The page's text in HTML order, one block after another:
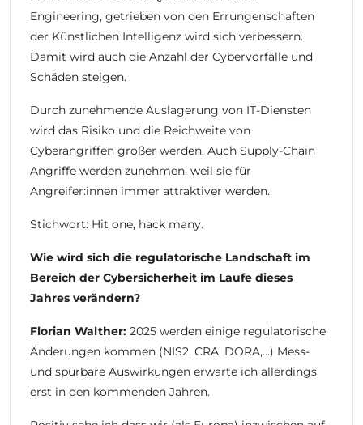
Engineering, getrieben von den Errungenschaften
der Künstlichen Intelligenz wird sich verbessern.
Damit wird auch die Anzahl der Cybervorfälle und
Schäden steigen.
Durch zunehmende Auslagerung von IT-Diensten
wird das Risiko und die Reichweite von
Cyberangriffen größer werden. Auch Supply-Chain
Angriffe werden zunehmen, weil sie für
Angreifer:innen immer attraktiver werden.
Stichwort: Hit one, hack many.
Wie wird sich die regulatorische Landschaft im
Bereich der Cybersicherheit im Laufe dieses
Jahres verändern?
Florian Walther: 2025 werden einige regulatorische
Änderungen kommen (NIS2, CRA, DORA,…) Mess-
und spürbare Auswirkungen erwarte ich allerdings
erst in den kommenden Jahren.